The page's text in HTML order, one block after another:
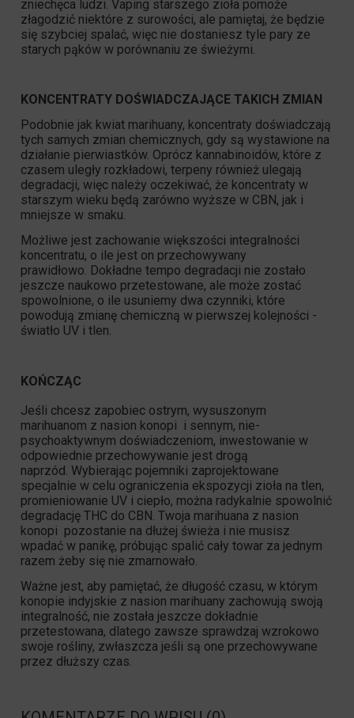
zniechęca ludzi. Vaping starszego zioła pomoże
złagodzić niektóre z surowości, ale pamiętaj, że będzie
się szybciej spalać, więc nie dostaniesz tyle pary ze
starych pąków w porównaniu ze świeżymi.
KONCENTRATY DOŚWIADCZAJĄCE TAKICH ZMIAN
Podobnie jak kwiat marihuany, koncentraty doświadczają
tych samych zmian chemicznych, gdy są wystawione na
działanie pierwiastków. Oprócz kannabinoidów, które z
czasem uległy rozkładowi, terpeny również ulegają
degradacji, więc należy oczekiwać, że koncentraty w
starszym wieku będą zarówno wyższe w CBN, jak i
mniejsze w smaku.
Możliwe jest zachowanie większości integralności
koncentratu, o ile jest on przechowywany
prawidłowo. Dokładne tempo degradacji nie zostało
jeszcze naukowo przetestowane, ale może zostać
spowolnione, o ile usuniemy dwa czynniki, które
powodują zmianę chemiczną w pierwszej kolejności -
światło UV i tlen.
KOŃCZĄC
Jeśli chcesz zapobiec ostrym, wysuszonym
marihuanom z nasion konopi i sennym, nie-
psychoaktywnym doświadczeniom, inwestowanie w
odpowiednie przechowywanie jest drogą
naprzód. Wybierając pojemniki zaprojektowane
specjalnie w celu ograniczenia ekspozycji zioła na tlen,
promieniowanie UV i ciepło, można radykalnie spowolnić
degradację THC do CBN. Twoja marihuana z nasion
konopi pozostanie na dłużej świeża i nie musisz
wpadać w panikę, próbując spalić cały towar za jednym
razem żeby się nie zmarnowało.
Ważne jest, aby pamiętać, że długość czasu, w którym
konopie indyjskie z nasion marihuany zachowują swoją
integralność, nie została jeszcze dokładnie
przetestowana, dlatego zawsze sprawdzaj wzrokowo
swoje rośliny, zwłaszcza jeśli są one przechowywane
przez dłuższy czas.